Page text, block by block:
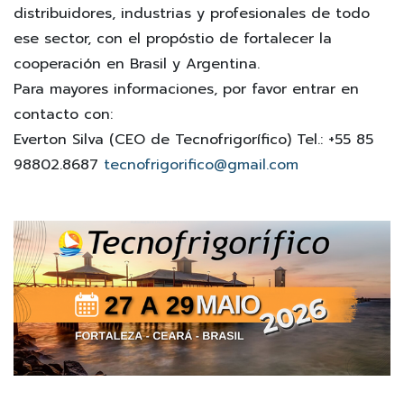
distribuidores, industrias y profesionales de todo
ese sector, con el propóstio de fortalecer la
cooperación en Brasil y Argentina.
Para mayores informaciones, por favor entrar en
contacto con:
Everton Silva (CEO de Tecnofrigorífico) Tel.: +55 85
98802.8687 tecnofrigorifico@gmail.com